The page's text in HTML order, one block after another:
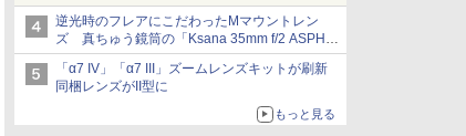
Watch
逆光時のフレアにこだわったMマウントレン
ズ 真ちゅう鏡筒の「Ksana 35mm f/2 ASPH.
シルバークローム」
「α7 IV」「α7 III」ズームレンズキットが刷新
同梱レンズがII型に
もっと見る